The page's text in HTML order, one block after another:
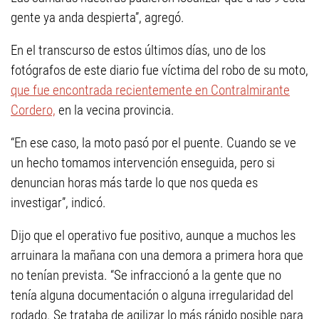
gente ya anda despierta”, agregó.
En el transcurso de estos últimos días, uno de los
fotógrafos de este diario fue víctima del robo de su moto,
que fue encontrada recientemente en Contralmirante
Cordero, en la vecina provincia.
“En ese caso, la moto pasó por el puente. Cuando se ve
un hecho tomamos intervención enseguida, pero si
denuncian horas más tarde lo que nos queda es
investigar”, indicó.
Dijo que el operativo fue positivo, aunque a muchos les
arruinara la mañana con una demora a primera hora que
no tenían prevista. “Se infraccionó a la gente que no
tenía alguna documentación o alguna irregularidad del
rodado. Se trataba de agilizar lo más rápido posible para